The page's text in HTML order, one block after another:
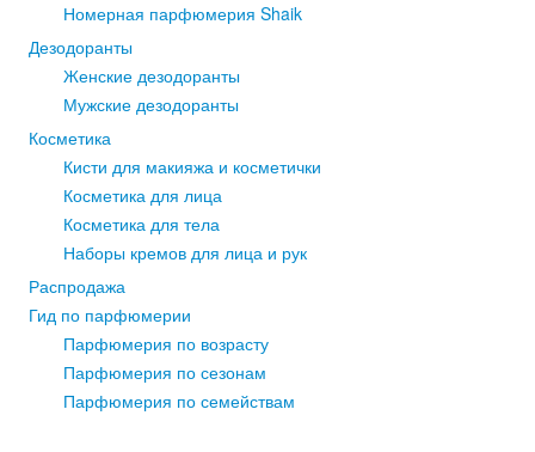
Номерная парфюмерия Shaik
Дезодоранты
Женские дезодоранты
Мужские дезодоранты
Косметика
Кисти для макияжа и косметички
Косметика для лица
Косметика для тела
Наборы кремов для лица и рук
Распродажа
Гид по парфюмерии
Парфюмерия по возрасту
Парфюмерия по сезонам
Парфюмерия по семействам